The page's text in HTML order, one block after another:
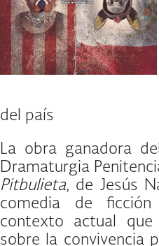
del país
La obra ganadora
Dramaturgia
Pitbulieta, de Jesús
comedia de
contexto actual
sobre la convivencia